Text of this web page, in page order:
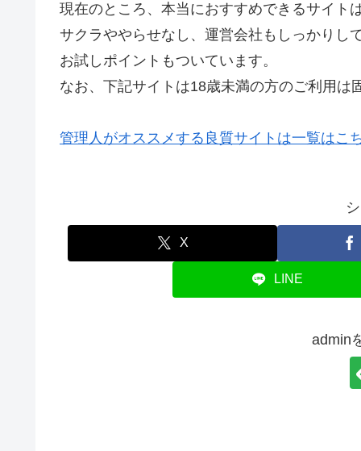
現在のところ、本当におすすめできるサイト
サクラややらせなし、運営会社もしっかりし
お試しポイントもついています。
なお、下記サイトは18歳未満の方のご利用は
管理人がオススメする良質サイトは一覧はこ
X
LINE
admin